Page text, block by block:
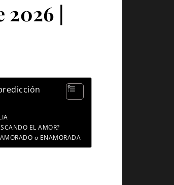
2026 |
EL AMOR?
o ENAMORADA